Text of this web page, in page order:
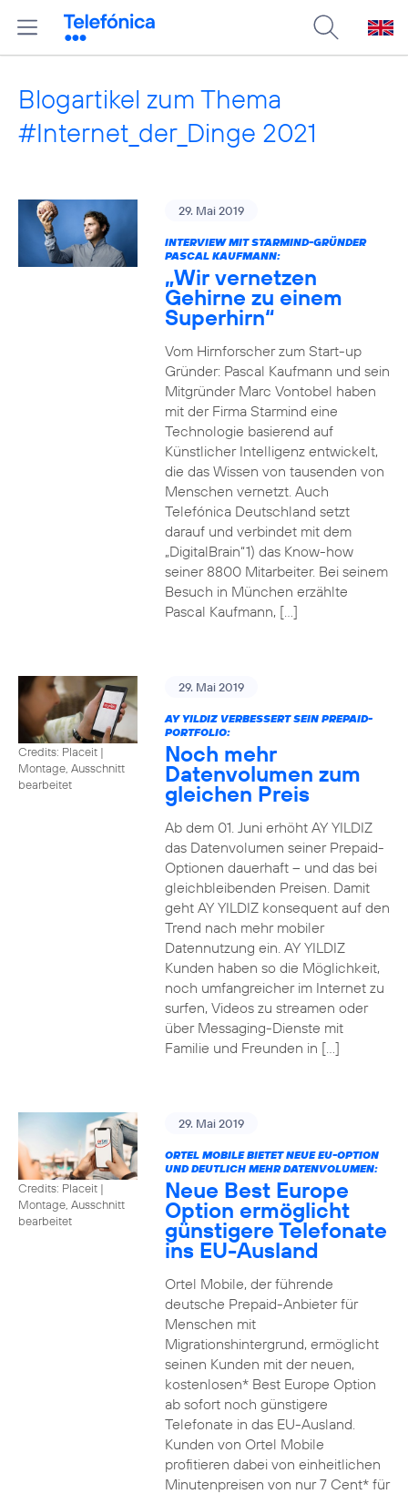
Blogartikel zum Thema
#Internet_der_Dinge 2021
29. Mai 2019
INTERVIEW MIT STARMIND-GRÜNDER
PASCAL KAUFMANN:
„Wir vernetzen
Gehirne zu einem
Superhirn“
Vom Hirnforscher zum Start-up
Gründer: Pascal Kaufmann und sein
Mitgründer Marc Vontobel haben
mit der Firma Starmind eine
Technologie basierend auf
Künstlicher Intelligenz entwickelt,
die das Wissen von tausenden von
Menschen vernetzt. Auch
Telefónica Deutschland setzt
darauf und verbindet mit dem
„DigitalBrain“1) das Know-how
seiner 8800 Mitarbeiter. Bei seinem
Besuch in München erzählte
Pascal Kaufmann, […]
Credits: Placeit |
Montage, Ausschnitt
bearbeitet
29. Mai 2019
AY YILDIZ VERBESSERT SEIN PREPAID-
PORTFOLIO:
Noch mehr
Datenvolumen zum
gleichen Preis
Ab dem 01. Juni erhöht AY YILDIZ
das Datenvolumen seiner Prepaid-
Optionen dauerhaft – und das bei
gleichbleibenden Preisen. Damit
geht AY YILDIZ konsequent auf den
Trend nach mehr mobiler
Datennutzung ein. AY YILDIZ
Kunden haben so die Möglichkeit,
noch umfangreicher im Internet zu
surfen, Videos zu streamen oder
über Messaging-Dienste mit
Familie und Freunden in […]
Credits: Placeit |
Montage, Ausschnitt
bearbeitet
29. Mai 2019
ORTEL MOBILE BIETET NEUE EU-OPTION
UND DEUTLICH MEHR DATENVOLUMEN:
Neue Best Europe
Option ermöglicht
günstigere Telefonate
ins EU-Ausland
Ortel Mobile, der führende
deutsche Prepaid-Anbieter für
Menschen mit
Migrationshintergrund, ermöglicht
seinen Kunden mit der neuen,
kostenlosen* Best Europe Option
ab sofort noch günstigere
Telefonate in das EU-Ausland.
Kunden von Ortel Mobile
profitieren dabei von einheitlichen
Minutenpreisen von nur 7 Cent* für